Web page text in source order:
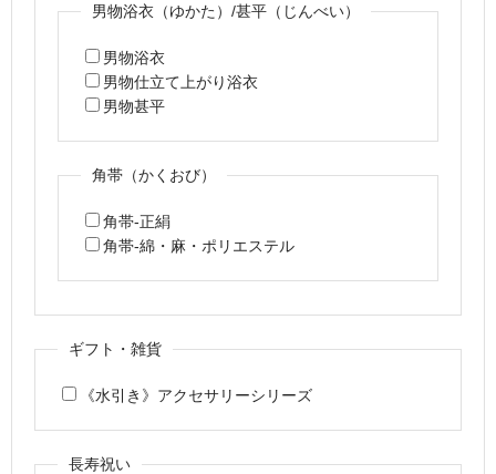
男物浴衣（ゆかた）/甚平（じんべい）
男物浴衣
男物仕立て上がり浴衣
男物甚平
角帯（かくおび）
角帯-正絹
角帯-綿・麻・ポリエステル
ギフト・雑貨
《水引き》アクセサリーシリーズ
長寿祝い